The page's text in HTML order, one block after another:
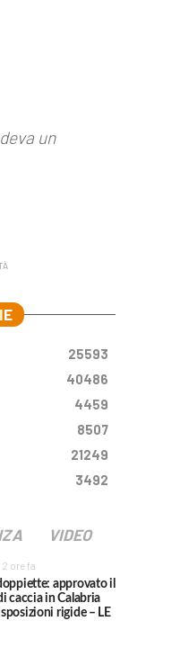
un
25593
40486
4459
8507
21249
3492
VIDEO
2 ore fa
approvato il
caccia in Calabria
rigide – LE